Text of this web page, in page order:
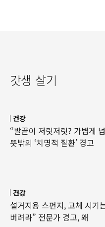
갓생 살기
건강
“발끝이 저릿저릿? 가볍게
뜻밖의 ‘치명적 질환’ 경고
건강
설거지용 스펀지, 교체 시기
버려라” 전문가 경고, 왜